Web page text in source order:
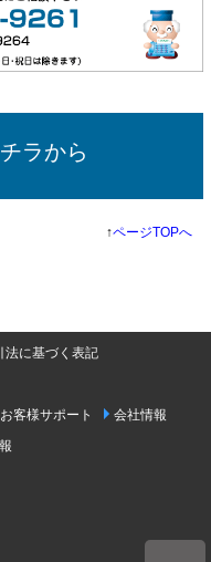
ラから
↑ページTOPへ
法に基づく表記
お客様サポート
会社情報